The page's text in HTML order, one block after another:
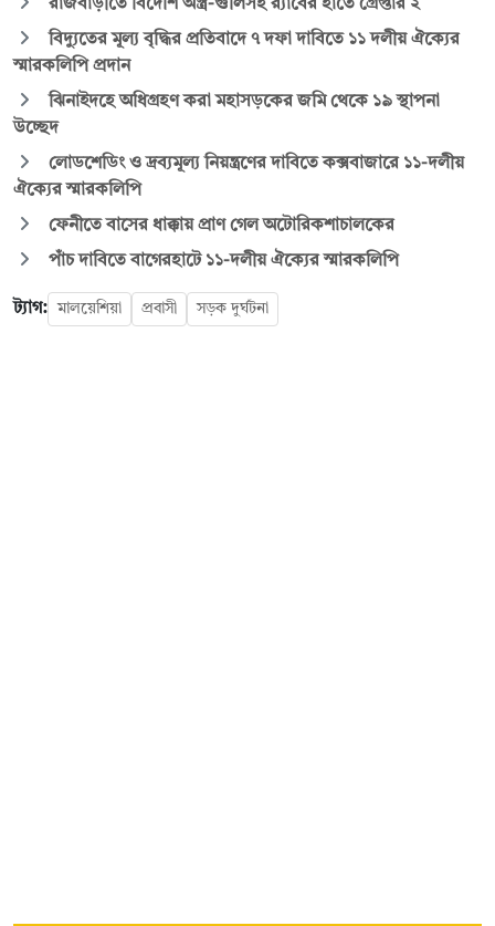
রাজবাড়ীতে বিদেশি অস্ত্র-গুলিসহ র‍্যাবের হাতে গ্রেপ্তার ২
বিদ্যুতের মূল্য বৃদ্ধির প্রতিবাদে ৭ দফা দাবিতে ১১ দলীয় ঐক্যের
স্মারকলিপি প্রদান
ঝিনাইদহে অধিগ্রহণ করা মহাসড়কের জমি থেকে ১৯ স্থাপনা
উচ্ছেদ
লোডশেডিং ও দ্রব্যমূল্য নিয়ন্ত্রণের দাবিতে কক্সবাজারে ১১-দলীয়
ঐক্যের স্মারকলিপি
ফেনীতে বাসের ধাক্কায় প্রাণ গেল অটোরিকশাচালকের
পাঁচ দাবিতে বাগেরহাটে ১১-দলীয় ঐক্যের স্মারকলিপি
ট্যাগ: মালয়েশিয়া প্রবাসী সড়ক দুর্ঘটনা